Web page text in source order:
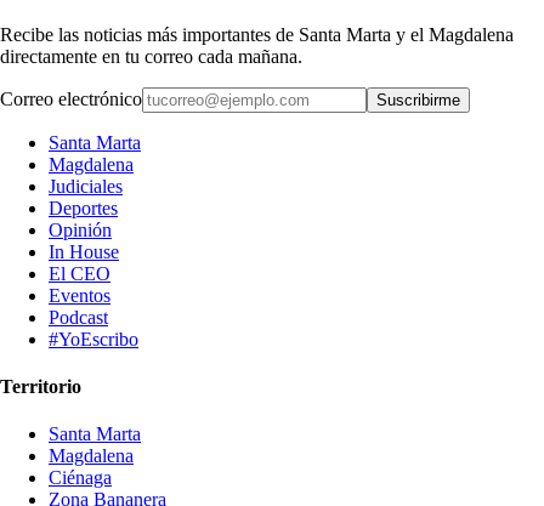
Recibe las noticias más importantes de Santa Marta y el Magdalena
directamente en tu correo cada mañana.
Correo electrónico Suscribirme
Santa Marta
Magdalena
Judiciales
Deportes
Opinión
In House
El CEO
Eventos
Podcast
#YoEscribo
Territorio
Santa Marta
Magdalena
Ciénaga
Zona Bananera